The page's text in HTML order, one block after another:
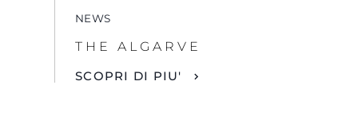
NEWS
THE ALGARVE
SCOPRI DI PIU'